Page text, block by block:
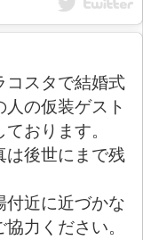
コスタで結婚式
の仮装ゲスト
おります。
は後世にまで残
近に近づかな
力ください。